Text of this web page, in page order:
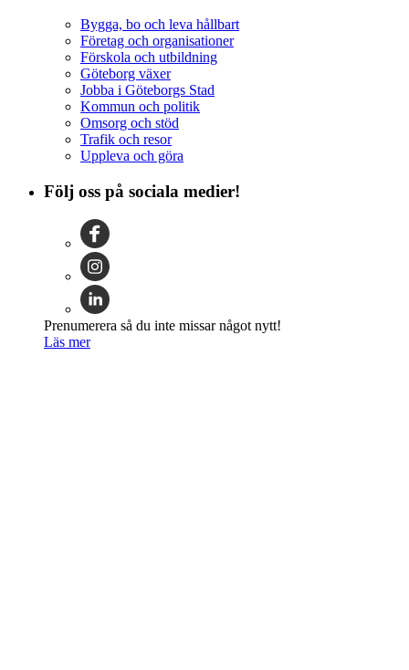
Bygga, bo och leva hållbart
Företag och organisationer
Förskola och utbildning
Göteborg växer
Jobba i Göteborgs Stad
Kommun och politik
Omsorg och stöd
Trafik och resor
Uppleva och göra
Följ oss på sociala medier!
Prenumerera så du inte missar något nytt!
Läs mer